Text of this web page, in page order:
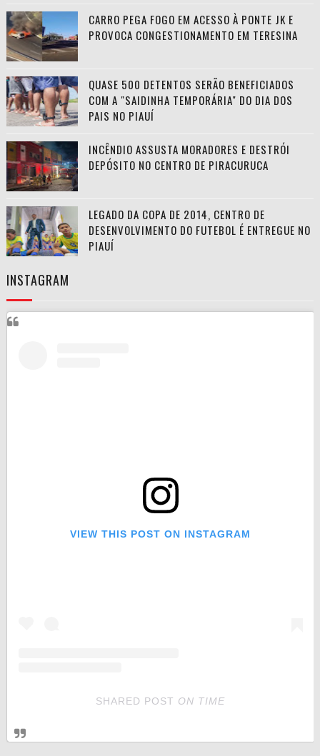
CARRO PEGA FOGO EM ACESSO À PONTE JK E
PROVOCA CONGESTIONAMENTO EM TERESINA
QUASE 500 DETENTOS SERÃO BENEFICIADOS
COM A "SAIDINHA TEMPORÁRIA" DO DIA DOS
PAIS NO PIAUÍ
INCÊNDIO ASSUSTA MORADORES E DESTRÓI
DEPÓSITO NO CENTRO DE PIRACURUCA
LEGADO DA COPA DE 2014, CENTRO DE
DESENVOLVIMENTO DO FUTEBOL É ENTREGUE NO
PIAUÍ
INSTAGRAM
VIEW THIS POST ON INSTAGRAM
SHARED POST ON TIME